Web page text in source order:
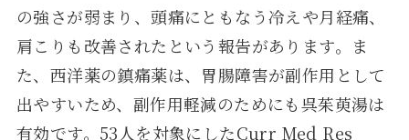
の強さが弱まり、頭痛にともなう冷えや月経痛、
肩こりも改善されたという報告があります。ま
た、西洋薬の鎮痛薬は、胃腸障害が副作用として
出やすいため、副作用軽減のためにも呉茱萸湯は
有効です。53人を対象にしたCurr Med Res